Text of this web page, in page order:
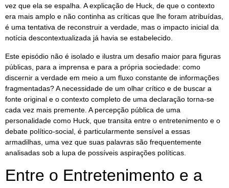
vez que ela se espalha. A explicação de Huck, de que o contexto
era mais amplo e não continha as críticas que lhe foram atribuídas,
é uma tentativa de reconstruir a verdade, mas o impacto inicial da
notícia descontextualizada já havia se estabelecido.
Este episódio não é isolado e ilustra um desafio maior para figuras
públicas, para a imprensa e para a própria sociedade: como
discernir a verdade em meio a um fluxo constante de informações
fragmentadas? A necessidade de um olhar crítico e de buscar a
fonte original e o contexto completo de uma declaração torna-se
cada vez mais premente. A percepção pública de uma
personalidade como Huck, que transita entre o entretenimento e o
debate político-social, é particularmente sensível a essas
armadilhas, uma vez que suas palavras são frequentemente
analisadas sob a lupa de possíveis aspirações políticas.
Entre o Entretenimento e a